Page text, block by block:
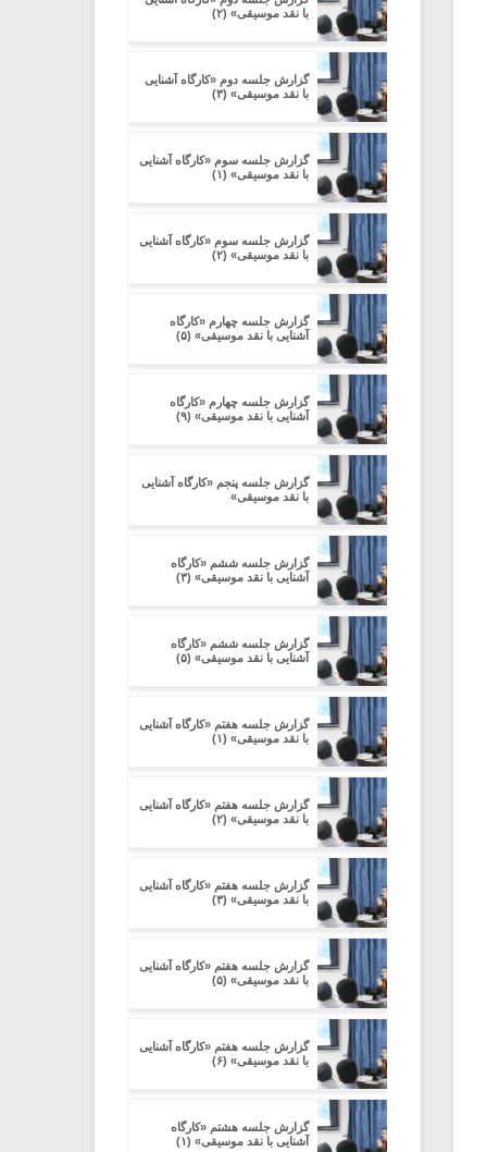
با نقد موسیقی» (۲)
گزارش جلسه دوم «کارگاه آشنایی
با نقد موسیقی» (۳)
گزارش جلسه سوم «کارگاه آشنایی
با نقد موسیقی» (۱)
گزارش جلسه سوم «کارگاه آشنایی
با نقد موسیقی» (۲)
گزارش جلسه چهارم «کارگاه
آشنایی با نقد موسیقی» (۵)
گزارش جلسه چهارم «کارگاه
آشنایی با نقد موسیقی» (۹)
گزارش جلسه پنجم «کارگاه آشنایی
با نقد موسیقی»
گزارش جلسه ششم «کارگاه
آشنایی با نقد موسیقی» (۳)
گزارش جلسه ششم «کارگاه
آشنایی با نقد موسیقی» (۵)
گزارش جلسه هفتم «کارگاه آشنایی
با نقد موسیقی» (۱)
گزارش جلسه هفتم «کارگاه آشنایی
با نقد موسیقی» (۲)
گزارش جلسه هفتم «کارگاه آشنایی
با نقد موسیقی» (۳)
گزارش جلسه هفتم «کارگاه آشنایی
با نقد موسیقی» (۵)
گزارش جلسه هفتم «کارگاه آشنایی
با نقد موسیقی» (۶)
گزارش جلسه هشتم «کارگاه
آشنایی با نقد موسیقی» (۱)